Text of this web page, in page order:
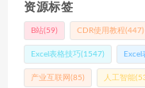
资源标签
B站(59) CDR使用教程(447)
Excel表格技巧(1547) Excel
产业互联网 (85) 人工智能